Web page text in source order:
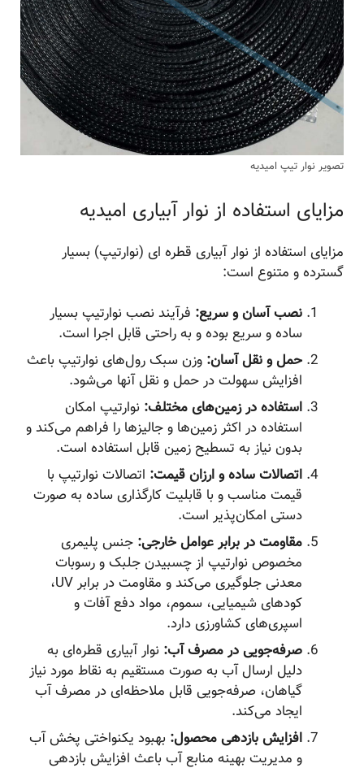
تصویر نوار تیپ امیدیه
مزایای استفاده از نوار آبیاری امیدیه
مزایای استفاده از نوار آبیاری قطره ای (نوارتیپ) بسیار
گسترده و متنوع است:
نصب آسان و سریع:فرآیند نصب نوارتیپ بسیار
ساده و سریع بوده و به راحتی قابل اجرا است.
حمل و نقل آسان:وزن سبک رول‌های نوارتیپ باعث
افزایش سهولت در حمل و نقل آنها می‌شود.
استفاده در زمین‌های مختلف:نوارتیپ امکان
استفاده در اکثر زمین‌ها و جالیزها را فراهم می‌کند و
بدون نیاز به تسطیح زمین قابل استفاده است.
اتصالات ساده و ارزان قیمت:اتصالات نوارتیپ با
قیمت مناسب و با قابلیت کارگذاری ساده به صورت
دستی امکان‌پذیر است.
مقاومت در برابر عوامل خارجی:جنس پلیمری
مخصوص نوارتیپ از چسبیدن جلبک و رسوبات
معدنی جلوگیری می‌کند و مقاومت در برابر UV،
کودهای شیمیایی، سموم، مواد دفع آفات و
اسپری‌های کشاورزی دارد.
صرفه‌جویی در مصرف آب:نوار آبیاری قطره‌ای به
دلیل ارسال آب به صورت مستقیم به نقاط مورد نیاز
گیاهان، صرفه‌جویی قابل ملاحظه‌ای در مصرف آب
ایجاد می‌کند.
افزایش بازدهی محصول:بهبود یکنواختی پخش آب
و مدیریت بهینه منابع آب باعث افزایش بازدهی